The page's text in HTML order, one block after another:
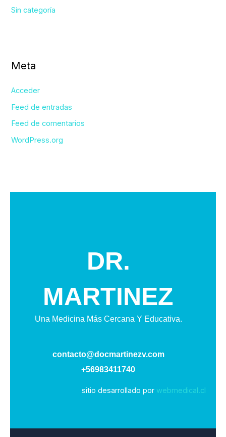
Sin categoría
Meta
Acceder
Feed de entradas
Feed de comentarios
WordPress.org
DR.
MARTINEZ
Una Medicina Más Cercana Y Educativa.
contacto@docmartinezv.com
+56983411740
sitio desarrollado por webmedical.cl